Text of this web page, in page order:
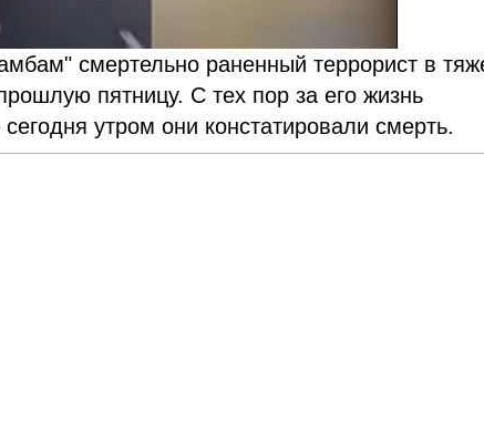
смертельно раненный террорист в
пятницу. С тех пор за его жизнь
утром они констатировали смерть.